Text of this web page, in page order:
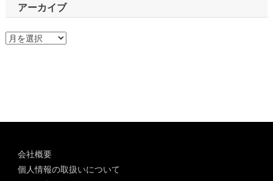
アーカイブ
ア
会社概要
個人情報の取扱いについて